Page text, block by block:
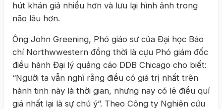
hút khán giả nhiều hơn và lưu lại hình ảnh trong
não lâu hơn.
Ông John Greening, Phó giáo sư của Đại học Báo
chí Northwwestern đồng thời là cựu Phó giám đốc
điều hành Đại lý quảng cáo DDB Chicago cho biết:
“Người ta vẫn nghĩ rằng điều có giá trị nhất trên
hành tinh này là thời gian, nhưng nay có lẽ điều quí
giá nhất lại là sự chú ý”. Theo Công ty Nghiên cứu